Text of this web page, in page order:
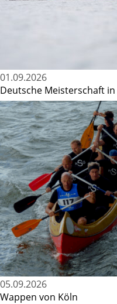
01.09.2026
Deutsche Meisterschaft
05.09.2026
Wappen von Köln